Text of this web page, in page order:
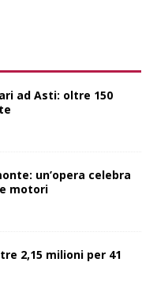
ad Asti: oltre 150
un’opera celebra
motori
2,15 milioni per 41